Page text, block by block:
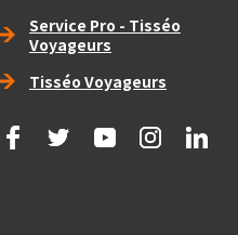
Service Pro - Tisséo
Voyageurs
Tisséo Voyageurs
social